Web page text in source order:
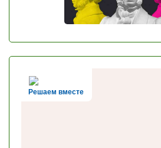
Решаем вместе